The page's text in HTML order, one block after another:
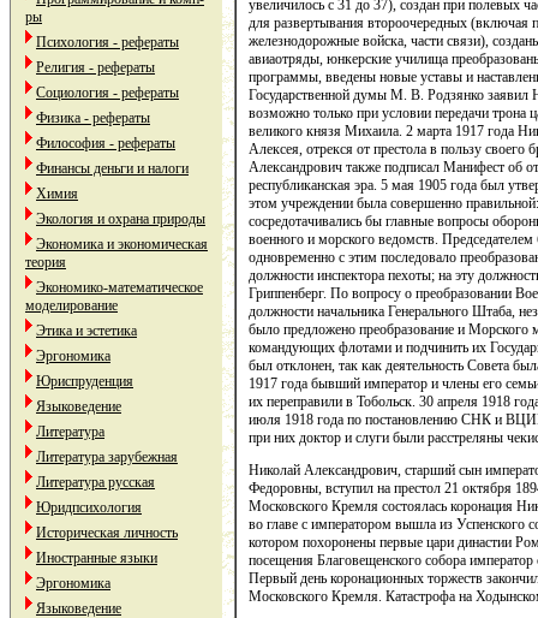
ры
Психология - рефераты
Религия - рефераты
Социология - рефераты
Физика - рефераты
Философия - рефераты
Финансы деньги и налоги
Химия
Экология и охрана природы
Экономика и экономическая
теория
Экономико-математическое
моделирование
Этика и эстетика
Эргономика
Юриспруденция
Языковедение
Литература
Литература зарубежная
Литература русская
Юридпсихология
Историческая личность
Иностранные языки
Эргономика
Языковедение
увеличилось с 31 до 37), создан при полевых
для развертывания второочередных
железнодорожные войска, части связи),
авиаотряды, юнкерские училища
программы, введены новые уставы и
Государственной думы М. В. Родзянко заявил
возможно только при условии передачи трона
великого князя Михаила. 2 марта 1917 года
Алексея, отрекся от престола в пользу
Александрович также подписал Манифест об
республиканская эра. 5 мая 1905 года был
этом учреждении была совершенно
сосредотачивались бы главные вопросы
военного и морского ведомств.
одновременно с этим последовало
должности инспектора пехоты; на эту
Гриппенберг. По вопросу о преобразовании
должности начальника Генерального Штаба,
было предложено преобразование и Морского
командующих флотами и подчинить их
был отклонен, так как деятельность Совета
1917 года бывший император и члены его
их переправили в Тобольск. 30 апреля 1918
июля 1918 года по постановлению СНК и
при них доктор и слуги были расстреляны
Николай Александрович, старший сын
Федоровны, вступил на престол 21 октября
Московского Кремля состоялась коронация
во главе с императором вышла из Успенского
котором похоронены первые цари династии
посещения Благовещенского собора
Первый день коронационных торжеств
Московского Кремля. Катастрофа на